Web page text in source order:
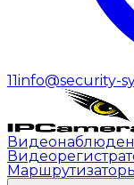
11info@security-